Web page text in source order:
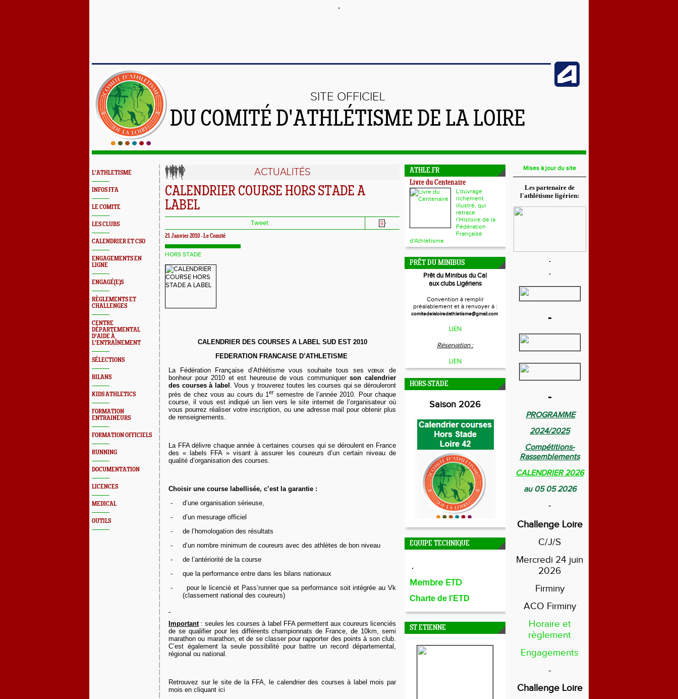
SITE OFFICIEL
DU COMITÉ D'ATHLÉTISME DE LA LOIRE
L'ATHLETISME
INFOS FFA
LE COMITE
LES CLUBS
CALENDRIER ET CSO
ENGAGEMENTS EN
LIGNE
ENGAGÉ(E)S
RÈGLEMENTS ET
CHALLENGES
CENTRE
DÉPARTEMENTAL
D'AIDE À
L'ENTRAÎNEMENT
SÉLECTIONS
BILANS
KIDS ATHLETICS
FORMATION
ENTRAINEURS
FORMATION OFFICIELS
RUNNING
DOCUMENTATION
LICENCES
MEDICAL
OUTILS
ACTUALITÉS
CALENDRIER COURSE HORS STADE A
LABEL
Tweet
21 Janvier 2010 - Le Comité
HORS STADE
CALENDRIER DES COURSES A LABEL SUD EST 2010
FEDERATION FRANCAISE D’ATHLETISME
La Fédération Française d’Athlétisme vous souhaite tous ses vœux de
bonheur pour 2010 et est heureuse de vous communiquerson calendrier
des courses à label . Vous y trouverez toutes les courses qui se dérouleront
près de chez vous au cours du 1er semestre de l’année 2010. Pour chaque
course, il vous est indiqué un lien vers le site internet de l’organisateur où
vous pourrez réaliser votre inscription, ou une adresse mail pour obtenir plus
de renseignements.
La FFA délivre chaque année à certaines courses qui se déroulent en France
des « labels FFA » visant à assurer les coureurs d’un certain niveau de
qualité d’organisation des courses.
Choisir une course labellisée, c’est la garantie :
-
d’une organisation sérieuse,
-
d’un mesurage officiel
-
de l’homologation des résultats
-
d’un nombre minimum de coureurs avec des athlètes de bon niveau
-
de l’antériorité de la course
-
que la performance entre dans les bilans nationaux
-
pour le licencié et Pass’runnerque sa performance soit intégrée au Vk
(classement national des coureurs)
Important: seules les courses à label FFA permettent aux coureurs licenciés
de se qualifier pour les différents championnats de France, de 10km, semi
marathon ou marathon, et de se classer pour rapporter des points à son club.
C’est également la seule possibilité pour battre un record départemental,
régional ou national.
Retrouvez sur le site de la FFA, le calendrier des courses à label mois par
mois en cliquant ici
ATHLE.FR
Livre du Centenaire
L'ouvrage
richement
illustré, qui
retrace
l’Histoire de la
Fédération
Française
d'Athlétisme.
PRÊT DU MINIBUS
Prêt du Minibus du Cal
aux clubs Ligériens
Convention à remplir
préalablement et à renvoyer à :
comitedelaloiredathletisme@gmail.com
LIEN
Réservation :
LIEN
HORS-STADE
Saison 2026
EQUIPE TECHNIQUE
Membre ETD
Charte de l'ETD
ST ETIENNE
Mises à jour du site
Les partenaire de
l'athlétisme ligérien:
-
-
PROGRAMME
2024/2025
Compétitions-
Rassemblements
CALENDRIER 2026
au 05 05 2026
-
Challenge Loire
C/J/S
Mercredi 24 juin
2026
Firminy
ACO Firminy
Horaire et
règlement
Engagements
-
Challenge Loire